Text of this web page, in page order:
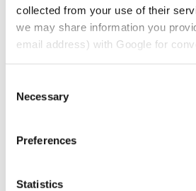
collected from your use of their
we may share information you
email address) with Google for
Selection
Necessary
Preferences
Statistics
2026-10-31
2026-12-24
2026-12-31
Fiskeavdelningen i vår butik är
Sveriges största och absolut störst i
framförallt ett mycket stort utbud för
Välkommen in och upptäck vårt breda